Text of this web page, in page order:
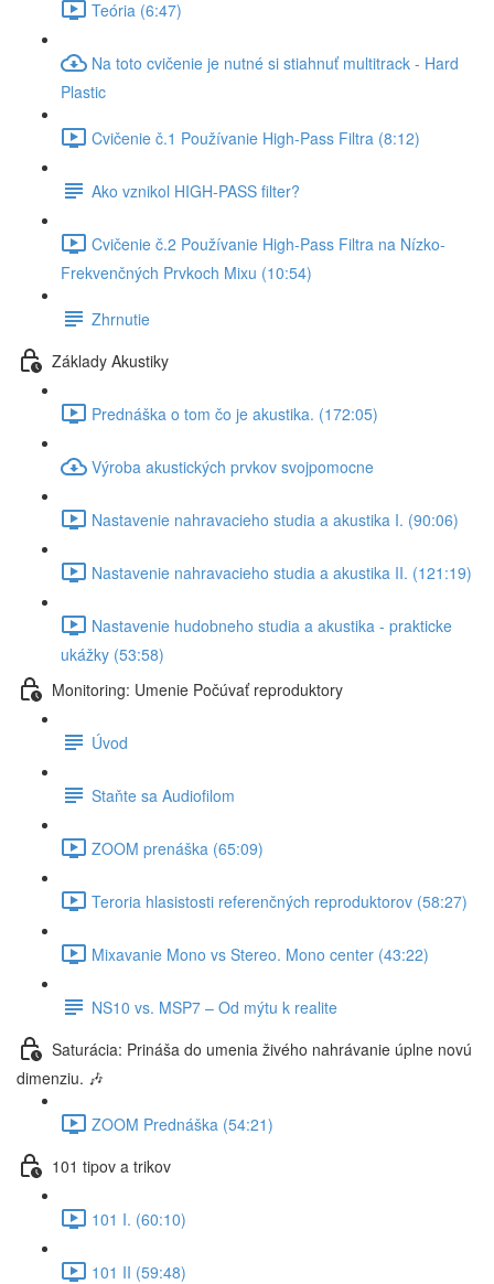
Teória (6:47)
Na toto cvičenie je nutné si stiahnuť multitrack - Hard
Plastic
Cvičenie č.1 Používanie High-Pass Filtra (8:12)
Ako vznikol HIGH-PASS filter?
Cvičenie č.2 Používanie High-Pass Filtra na Nízko-
Frekvenčných Prvkoch Mixu (10:54)
Zhrnutie
Základy Akustiky
Prednáška o tom čo je akustika. (172:05)
Výroba akustických prvkov svojpomocne
Nastavenie nahravacieho studia a akustika I. (90:06)
Nastavenie nahravacieho studia a akustika II. (121:19)
Nastavenie hudobneho studia a akustika - prakticke
ukážky (53:58)
Monitoring: Umenie Počúvať reproduktory
Úvod
Staňte sa Audiofilom
ZOOM prenáška (65:09)
Teroria hlasistosti referenčných reproduktorov (58:27)
Mixavanie Mono vs Stereo. Mono center (43:22)
NS10 vs. MSP7 – Od mýtu k realite
Saturácia: Prináša do umenia živého nahrávanie úplne novú
dimenziu. 🎶
ZOOM Prednáška (54:21)
101 tipov a trikov
101 I. (60:10)
101 II (59:48)